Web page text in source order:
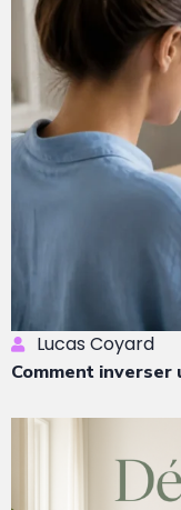
Lucas Coyard
Comment